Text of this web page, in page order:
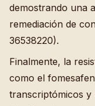
demostrando una
remediación de
36538220).
Finalmente, la
como el
transcriptómicos y